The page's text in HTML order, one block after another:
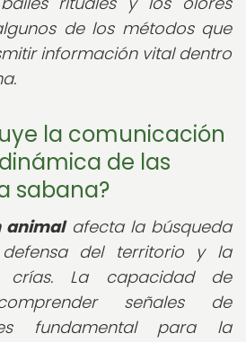
de los métodos que
información vital dentro
la comunicación
de las
sabana?
animalafecta la búsqueda
del territorio y la
La capacidad de
señales de
fundamental para la